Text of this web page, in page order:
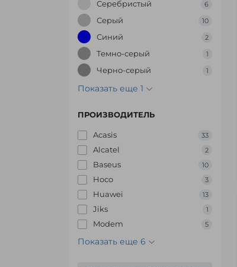
Серебристый 6
Серый 10
Синий 2
Темно-серый 1
Черно-серый 1
Показать еще 1
ПРОИЗВОДИТЕЛЬ
Acasis 33
Alcatel 2
Baseus 10
Hoco 3
Huawei 13
Jiks 1
Modem 5
Показать еще 6